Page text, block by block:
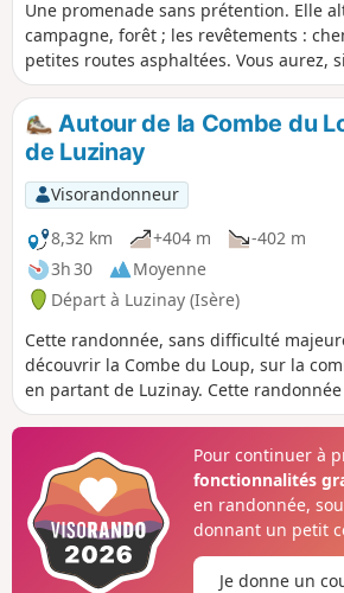
Une promenade sans prétention. Elle
campagne, forêt ; les revêtements :
petites routes asphaltées. Vous aurez,
de nombreuses vues sur les sommets
petites côtes (pas trop saignantes)
de maintenir la forme.
Autour de la Combe du
de Luzinay
Visorandonneur
8,32 km
+404 m
-402 m
3h 30
Moyenne
Départ à Luzinay (Isère)
Cette randonnée, sans difficulté
découvrir la Combe du Loup, sur la
en partant de Luzinay. Cette
vue intéressants sur les Alpes, Le
selon la météo bien sûr en
/ arrivée. Le départ et le retour se font
extérieur au village de Luzinay, pour
route sans intérêt et la traversée de la
pour les piétons. L'itinéraire est facile à
Pour continuer à
fonctionnalités
en randonnée,
donnant un petit
Je donne un